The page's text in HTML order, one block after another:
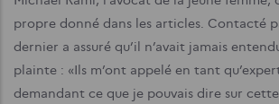
propre donné dans les articles. Contacté
dernier a assuré qu’il n’avait jamais
plainte : «Ils m’ont appelé en tant
demandant ce que je pouvais dire sur